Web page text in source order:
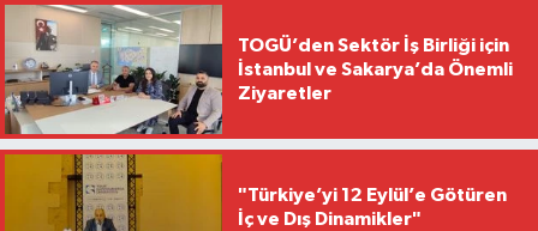
TOGÜ’den Sektör İş Birliği için
İstanbul ve Sakarya’da Önemli
Ziyaretler
"Türkiye’yi 12 Eylül’e Götüren
İç ve Dış Dinamikler"